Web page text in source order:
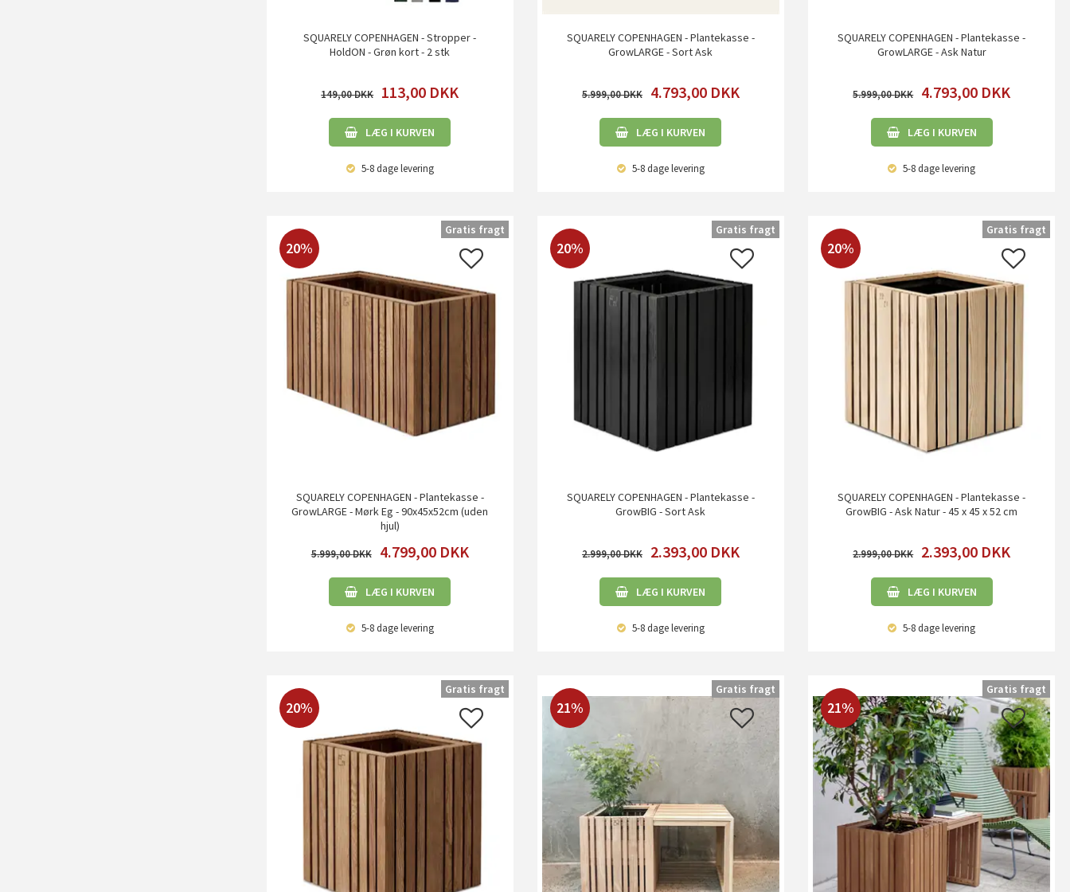
SQUARELY COPENHAGEN - Stropper -
HoldON - Grøn kort - 2 stk
149,00 113,00 DKK
LÆG I KURVEN
5-8 dagelevering
SQUARELY COPENHAGEN - Plantekasse -
GrowLARGE - Sort Ask
5.999,00 4.793,00 DKK
LÆG I KURVEN
5-8 dagelevering
SQUARELY COPENHAGEN - Plantekasse -
GrowLARGE - Ask Natur
5.999,00 4.793,00 DKK
LÆG I KURVEN
5-8 dagelevering
20%
SQUARELY COPENHAGEN - Plantekasse -
GrowLARGE - Mørk Eg - 90x45x52cm (uden
hjul)
5.999,00 4.799,00 DKK
LÆG I KURVEN
5-8 dagelevering
Gratis fragt
20%
SQUARELY COPENHAGEN - Plantekasse -
GrowBIG - Sort Ask
2.999,00 2.393,00 DKK
LÆG I KURVEN
5-8 dagelevering
Gratis fragt
20%
SQUARELY COPENHAGEN - Plantekasse -
GrowBIG - Ask Natur - 45 x 45 x 52 cm
2.999,00 2.393,00 DKK
LÆG I KURVEN
5-8 dagelevering
Gratis fragt
20%
Gratis fragt
21%
Gratis fragt
21%
Gratis fragt